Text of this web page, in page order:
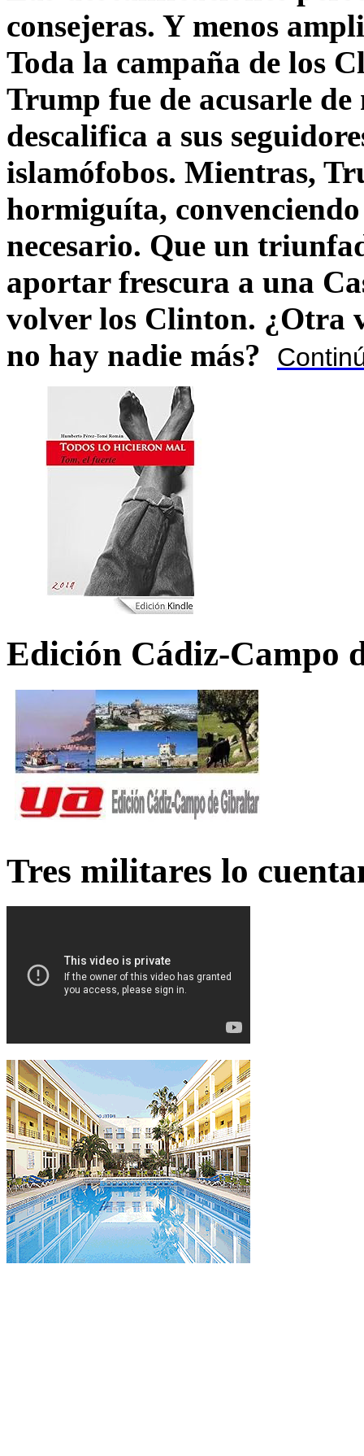
consejeras. Y menos
Toda la campaña de los
Trump fue de acusarle
descalifica a sus
islamófobos. Mientras,
hormiguíta,
necesario. Que un
aportar frescura a una
volver los Clinton. ¿Otra
no hay nadie más?
Edición Cádiz-Campo
Tres militares lo